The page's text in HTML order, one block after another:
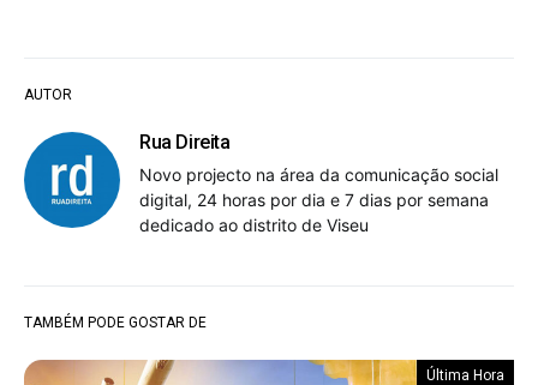
AUTOR
Rua Direita
Novo projecto na área da comunicação social
digital, 24 horas por dia e 7 dias por semana
dedicado ao distrito de Viseu
TAMBÉM PODE GOSTAR DE
Última Hora